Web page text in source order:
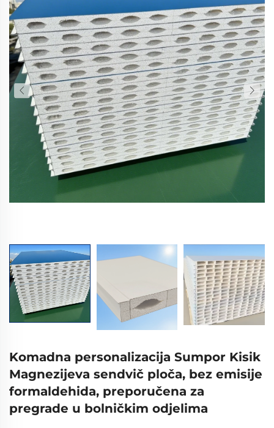
Komadna personalizacija Sumpor Kisik
Magnezijeva sendvič ploča, bez emisije
formaldehida, preporučena za
pregrade u bolničkim odjelima